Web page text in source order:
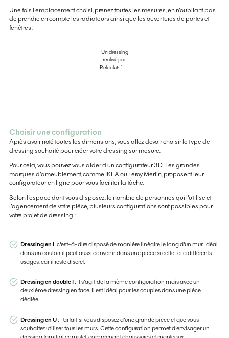
Une fois l’emplacement choisi, prenez toutes les mesures, en n’oubliant pas
de prendre en compte les radiateurs ainsi que les ouvertures de portes et
fenêtres.
Un dressing
réalisé par
Relookitchen
Choisir une configuration
Après avoir noté toutes les dimensions, vous allez devoir choisir le type de
dressing souhaité pour créer votre dressing sur mesure.
Pour cela, vous pouvez vous aider d’un configurateur 3D. Les grandes
marques d’ameublement, comme IKEA ou Leroy Merlin, proposent leur
configurateur en ligne pour vous faciliter la tâche.
Selon l’espace dont vous disposez, le nombre de personnes qui l’utilise et
l’agencement de votre pièce, plusieurs configurations sont possibles pour
votre projet de dressing :
Dressing en I , c'est-à-dire disposé de manière linéaire le long d’un mur. Idéal
dans un couloir, il peut aussi convenir dans une pièce si celle-ci a différents
usages, car il reste discret.
Dressing en double I : Il s’agit de la même configuration mais avec un
deuxième dressing en face. Il est idéal pour les couples dans une pièce
dédiée.
Dressing en U : Parfait si vous disposez d’une grande pièce et que vous
souhaitez utiliser tous les murs. Cette configuration permet d’envisager un